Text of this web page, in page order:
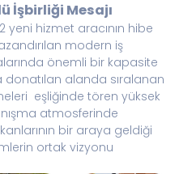
İşbirliği Mesajı
yeni hizmet aracının hibe
modern iş
önemli bir kapasite
donatılan alanda sıralanan
eşliğinde tören yüksek
atmosferinde
bir araya geldiği
ortak vizyonu